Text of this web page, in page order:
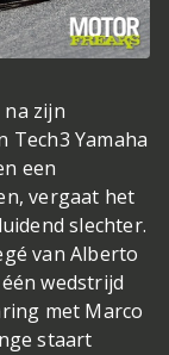
na zijn
Tech3 Yamaha
een
vergaat het
slechter.
van Alberto
wedstrijd
met Marco
staart